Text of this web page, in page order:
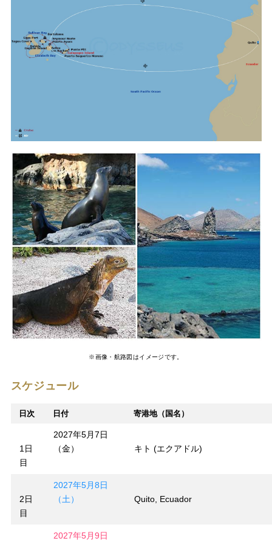
※画像・航路図はイメージです。
スケジュール
日次 日付 寄港地（国名）
1日
目
2027年5月7日
（金）
キト (エクアドル)
2日
目
2027年5月8日
（土）
Quito, Ecuador
2027年5月9日